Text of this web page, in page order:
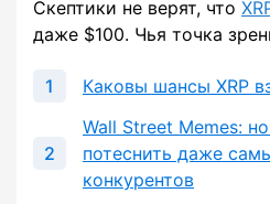
Скептики не верят, что
даже $100. Чья точка
Каковы шансы XRP
Wall Street Memes:
потеснить даже
конкурентов